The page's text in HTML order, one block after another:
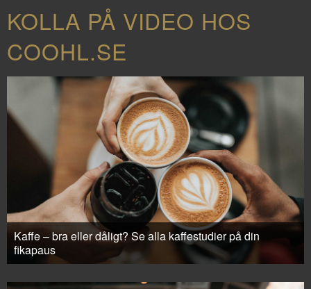
KOLLA PÅ VIDEO HOS
COOHL.SE
Kaffe – bra eller dåligt? Se alla kaffestudier på din
fikapaus